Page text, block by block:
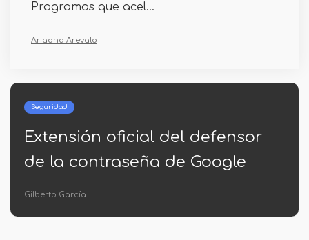
Programas que acel...
Ariadna Arevalo
defensor
Google
Lanzamiento de
Android en Google